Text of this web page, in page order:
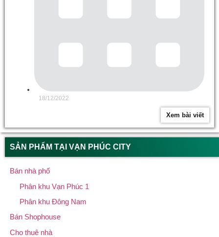
18/12/2022
Xem bài viết
SẢN PHẨM TẠI VẠN PHÚC CITY
Bán nhà phố
Phân khu Vạn Phúc 1
Phân khu Đông Nam
Bán Shophouse
Cho thuê nhà